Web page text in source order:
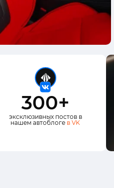
300+
эксклюзивных постов в
нашем автоблоге в VK